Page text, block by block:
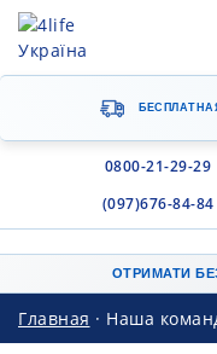
0800-21-29-29
(097)676-84-84
ОТРИМАТИ
Главная · Наша